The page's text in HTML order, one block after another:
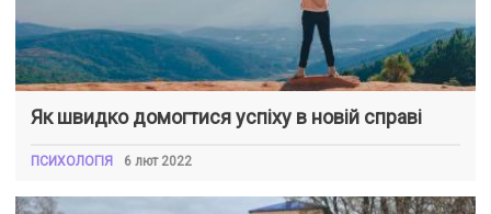
Як швидко домогтися успіху в новій справі
ПСИХОЛОГІЯ 6 лют 2022